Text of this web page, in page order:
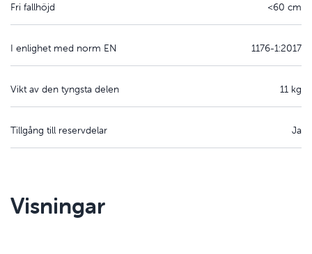
Fri fallhöjd <60 cm
I enlighet med norm EN 1176-1:2017
Vikt av den tyngsta delen 11 kg
Tillgång till reservdelar Ja
Visningar